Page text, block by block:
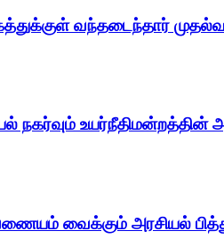
வந்தடைந்தார்
நகர்வும் உயர்நீதிமன்றத்தின்
வைக்கும் அரசியல்